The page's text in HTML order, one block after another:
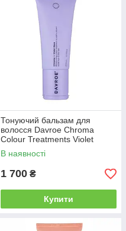
Тонуючий бальзам для
волосся Davroe Chroma
Colour Treatments Violet
Haze, 200 мл (3587)
В наявності
1 700 ₴
Купити